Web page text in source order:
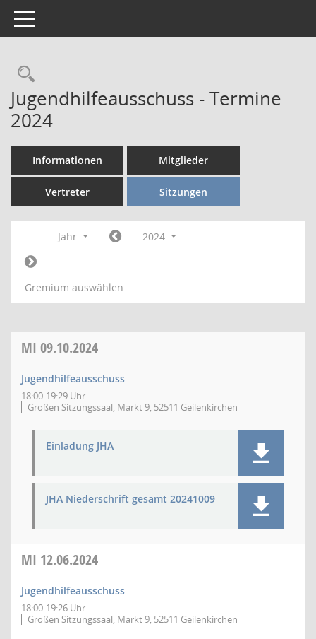
Toggle navigation
Rechercheauswahl
Jugendhilfeausschuss - Termine
2024
Informationen Mitglieder
Vertreter Sitzungen
Jahr 2024
Gremium auswählen
MI 09.10.2024
Jugendhilfeausschuss
18:00-19:29 Uhr
Großen Sitzungssaal, Markt 9, 52511 Geilenkirchen
Einladung JHA
JHA Niederschrift gesamt 20241009
MI 12.06.2024
Jugendhilfeausschuss
18:00-19:26 Uhr
Großen Sitzungssaal, Markt 9, 52511 Geilenkirchen